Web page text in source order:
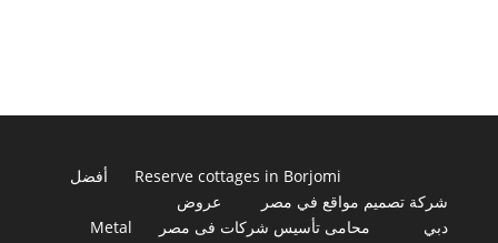
Reserve cottages in Borjomi
أفضل
شركة تصميم مواقع في مصر
عروض
دبي
محامى تأسيس شركات فى مصر
Metal